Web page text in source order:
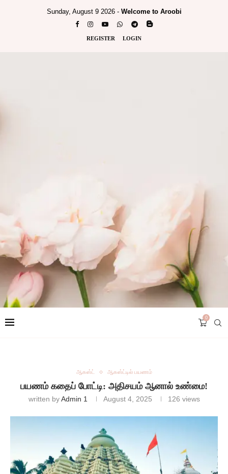
Sunday, August 9 2026 - Welcome to Aroobi
REGISTER LOGIN
0
ஆகஸ்ட் ஆகஸ்ட்டில் பயணம்
பயணம் கதைப் போட்டி: அதிசயம் ஆனால் உண்மை!
written byAdmin 1 August 4, 2025 126 views